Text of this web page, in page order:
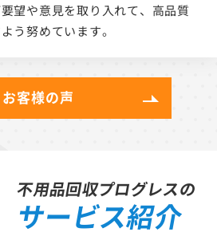
望や意見を取り入れて、高品質
う努めています。
お客様の声
不用品回収プログレスの
サービス紹介